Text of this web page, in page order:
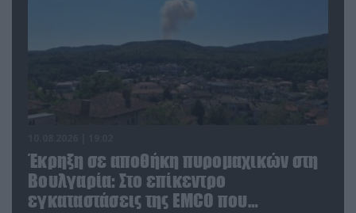
Έκρηξη σε αποθήκη πυρομαχικών στη
Βουλγαρία: Στο επίκεντρο
εγκαταστάσεις της EMCO που